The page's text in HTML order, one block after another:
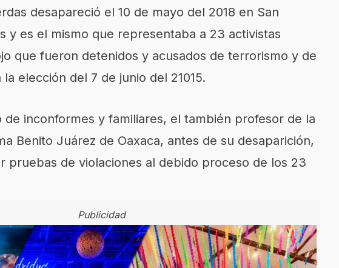
desapareció el 10 de mayo del 2018 en San
y es el mismo que representaba a 23 activistas
que fueron detenidos y acusados de terrorismo y de
elección del 7 de junio del 21015.
de inconformes y familiares, el también profesor de la
Benito Juárez de Oaxaca, antes de su desaparición,
pruebas de violaciones al debido proceso de los 23
Publicidad